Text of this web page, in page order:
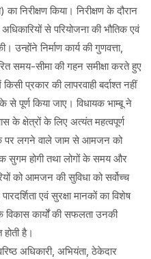
निरीक्षण किया। निरीक्षण के दौरान
से परियोजना की भौतिक एवं
उन्होंने निर्माण कार्य की गुणवत्ता,
समय-सीमा की गहन समीक्षा करते हुए
प्रकार की लापरवाही बर्दाश्त नहीं
से पूर्ण किया जाए। विधायक भाम्बू ने
क्षेत्रों के लिए अत्यंत महत्वपूर्ण
पर लगने वाले जाम से आमजन को
सुगम होगी तथा लोगों के समय और
को आमजन की सुविधा को सर्वोच्च
एवं सुरक्षा मानकों का विशेष
विकास कार्यों की सफलता उनकी
है।
अधिकारी, अभियंता, ठेकेदार